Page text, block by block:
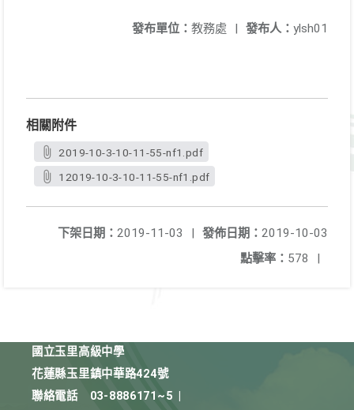
發布人： ylsh01
發布單位： 教務處 |
相關附件
2019-10-3-10-11-55-nf1.pdf
12019-10-3-10-11-55-nf1.pdf
發佈日期： 2019-10-03
下架日期： 2019-11-03
|
點擊率： 578 |
國立玉里高級中學
花蓮縣玉里鎮中華路424號
聯絡電話
03-8886171~5